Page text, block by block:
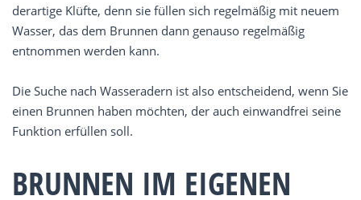
derartige Klüfte, denn sie füllen sich regelmäßig mit neuem
Wasser, das dem Brunnen dann genauso regelmäßig
entnommen werden kann.
Die Suche nach Wasseradern ist also entscheidend, wenn Sie
einen Brunnen haben möchten, der auch einwandfrei seine
Funktion erfüllen soll.
BRUNNEN IM EIGENEN